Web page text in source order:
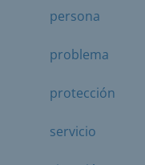
persona
problema
protección
servicio